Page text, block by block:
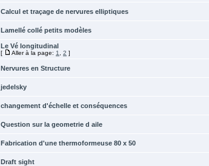
Calcul et traçage de nervures elliptiques
Lamellé collé petits modèles
Le Vé longitudinal
[ Aller à la page: 1 2 ]
Nervures en Structure
jedelsky
changement d'échelle et conséquences
Question sur la geometrie d aile
Fabrication d'une thermoformeuse 80 x 50
Draft sight